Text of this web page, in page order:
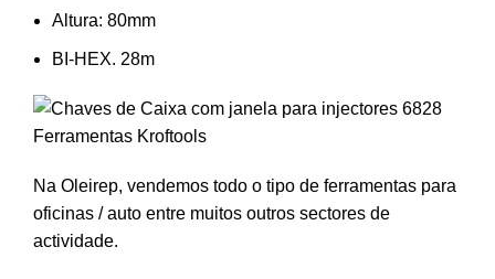
Altura: 80mm
BI-HEX. 28m
Na Oleirep, vendemos todo o tipo de ferramentas para
oficinas / auto entre muitos outros sectores de
actividade.